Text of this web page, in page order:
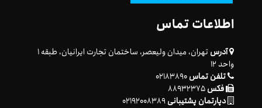
اطلاعات تماس
آدرس
تهران، میدان ولیعصر، ساختمان تجارت ایرانیان، طبقه ۱
واحد ۱۲
تلفن تماس۰۲۱۸۳۸۹۰
فکس۸۸۹۳۲۳۷۵
دپارتمان پشتیبانی۰۲۱۹۲۰۰۸۳۸۹